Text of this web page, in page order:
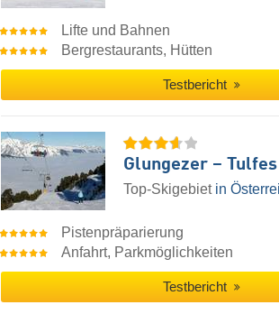
Lifte und Bahnen
Bergrestaurants, Hütten
Testbericht
Glungezer – Tulfes
Top-Skigebiet in
Pistenpräparierung
Anfahrt, Parkmöglichkeiten
Testbericht